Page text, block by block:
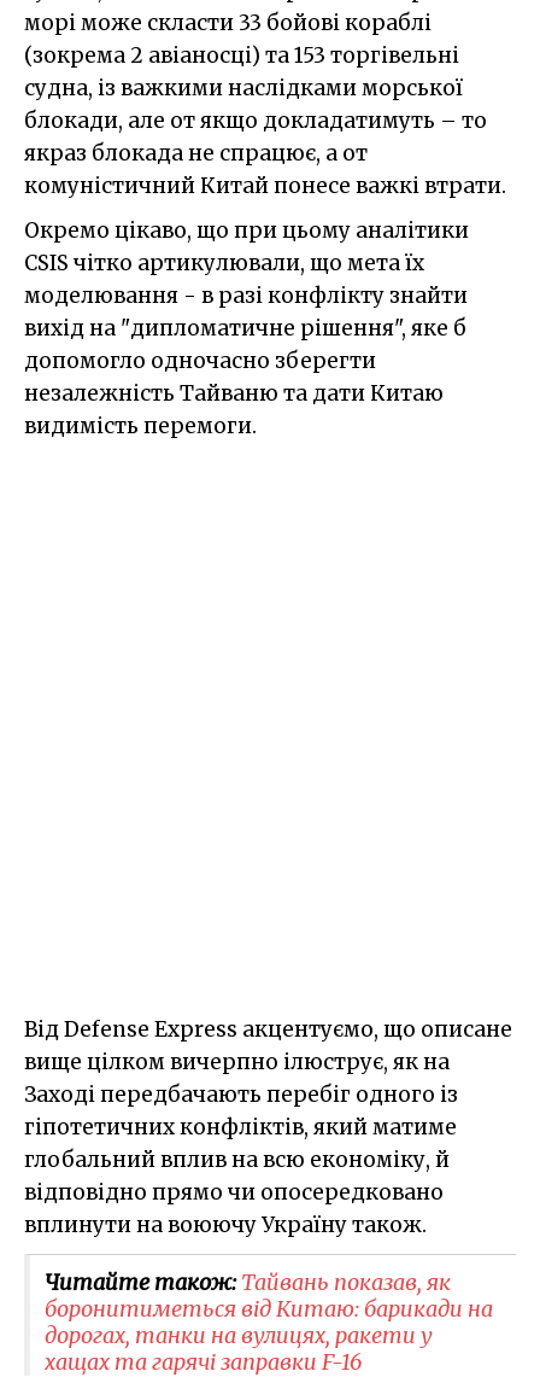
морі може скласти 33 бойові кораблі
(зокрема 2 авіаносці) та 153 торгівельні
судна, із важкими наслідками морської
блокади, але от якщо докладатимуть – то
якраз блокада не спрацює, а от
комуністичний Китай понесе важкі втрати.
Окремо цікаво, що при цьому аналітики
CSIS чітко артикулювали, що мета їх
моделювання - в разі конфлікту знайти
вихід на "дипломатичне рішення", яке б
допомогло одночасно зберегти
незалежність Тайваню та дати Китаю
видимість перемоги.
Від Defense Express акцентуємо, що описане
вище цілком вичерпно ілюструє, як на
Заході передбачають перебіг одного із
гіпотетичних конфліктів, який матиме
глобальний вплив на всю економіку, й
відповідно прямо чи опосередковано
вплинути на воюючу Україну також.
Читайте також:Тайвань показав, як
боронитиметься від Китаю: барикади на
дорогах, танки на вулицях, ракети у
хащах та гарячі заправки F-16